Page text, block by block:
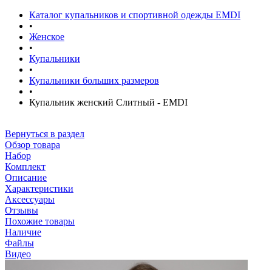
Каталог купальников и спортивной одежды EMDI
•
Женское
•
Купальники
•
Купальники больших размеров
•
Купальник женский Слитный - EMDI
Вернуться в раздел
Обзор товара
Набор
Комплект
Описание
Характеристики
Аксессуары
Отзывы
Похожие товары
Наличие
Файлы
Видео